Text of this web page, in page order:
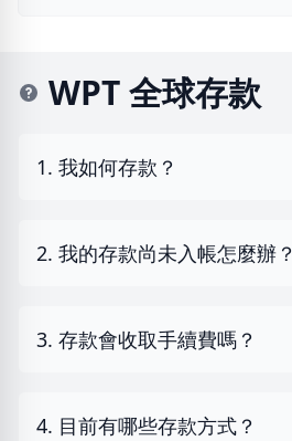
WPT 全球存款
1. 我如何存款？
2. 我的存款尚未入帳怎麼辦？
3. 存款會收取手續費嗎？
4. 目前有哪些存款方式？